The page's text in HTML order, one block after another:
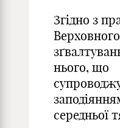
Згідно з
нього, що
середньої